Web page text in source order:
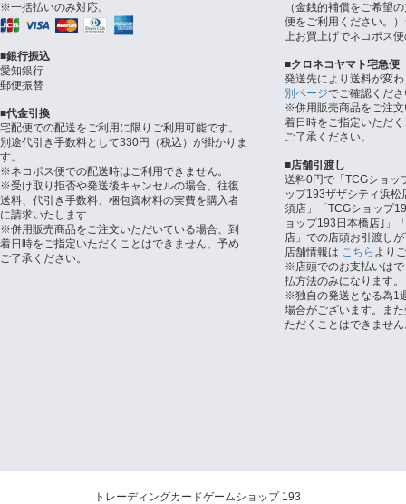
※一括払いのみ対応。
■銀行振込
愛知銀行
郵便振替
■代金引換
宅配便での配送をご利用に限りご利用可能です。
別途代引き手数料として330円（税込）が掛かりま
す。
※ネコポス便での配送時はご利用できません。
※受け取り拒否や発送後キャンセルの場合、往復
送料、代引き手数料、梱包資材料の実費を購入者
に請求いたします
※併用販売商品をご注文いただいている場合、到
着日時をご指定いただくことはできません。予め
ご了承ください。
（金銭的補償をご希望
便をご利用ください。
上お買上げでネコポス
■クロネコヤマト宅急便
発送先により送料が変
別ページでご確認くだ
※併用販売商品をご注
着日時をご指定いただ
ご了承ください。
■店舗引渡し
送料0円で「TCGショッ
ップ193ザザシティ浜
須店」「TCGショップ
ョップ193日本橋店｣」
店」での店頭お引渡し
店舗情報は こちら より
※店頭でのお支払いは
払方法のみになります。
※独自の発送となる為1
場合がございます。ま
ただくことはできませ
トレーディングカードゲームショップ 193